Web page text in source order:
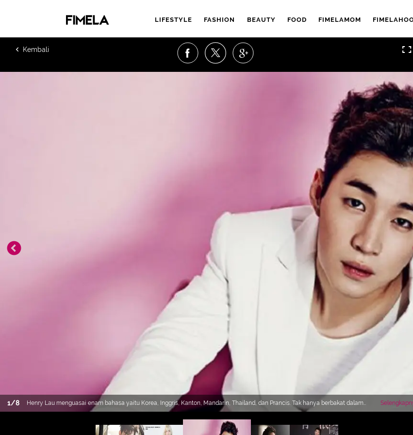
LIFESTYLE FASHION BEAUTY FOOD FIMELAMOM
1/8
Henry Lau menguasai enam bahasa yaitu Korea, Inggris, Kanton, Mandarin, Thailand, dan Prancis. Tak hanya berbakat dalam
musik, ia juga pandai menguasai bahasa baru. (Foto: soompi.com)